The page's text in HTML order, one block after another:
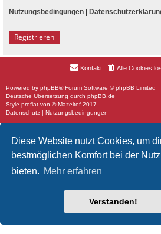
Diese Website nutzt Cookies, um
bestmöglichen Komfort bei der
bieten. Mehr erfahren
Verstanden!
Nutzungsbedingungen |
Registrieren
Alle Cookies
Kontakt
Powered by phpBB® Forum Software © phpBB Limited
Deutsche Übersetzung durch phpBB.de
Style proflat von ©Mazeltof 2017
Datenschutz | Nutzungsbedingungen